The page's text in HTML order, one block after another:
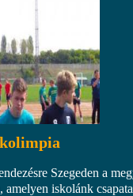
Szegeden a
iskolánk